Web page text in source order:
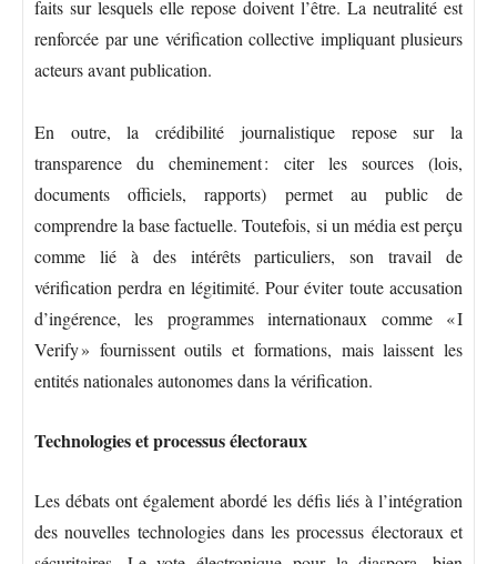
faits sur lesquels elle repose doivent l’être. La neutralité est
renforcée par une vérification collective impliquant plusieurs
acteurs avant publication.
En outre, la crédibilité journalistique repose sur la
transparence du cheminement : citer les sources (lois,
documents officiels, rapports) permet au public de
comprendre la base factuelle. Toutefois, si un média est perçu
comme lié à des intérêts particuliers, son travail de
vérification perdra en légitimité. Pour éviter toute accusation
d’ingérence, les programmes internationaux comme « I
Verify » fournissent outils et formations, mais laissent les
entités nationales autonomes dans la vérification.
Technologies et processus électoraux
Les débats ont également abordé les défis liés à l’intégration
des nouvelles technologies dans les processus électoraux et